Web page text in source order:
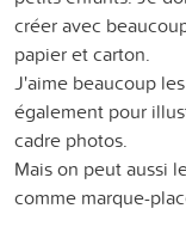
créer avec
papier et carton.
J'aime beaucoup
également pour
cadre photos.
Mais on peut aussi
comme marque-